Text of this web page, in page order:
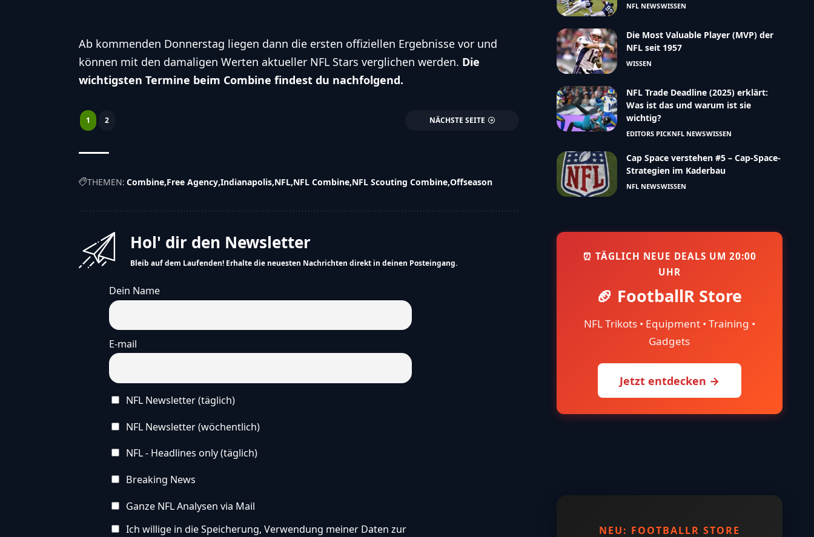
Ab kommenden Donnerstag liegen dann die ersten offiziellen Ergebnisse vor und
können mit den damaligen Werten aktueller NFL Stars verglichen werden. Die
wichtigsten Termine beim Combine findest du nachfolgend.
1 2 NÄCHSTE SEITE
THEMEN: Combine Free Agency Indianapolis NFL NFL Combine NFL Scouting Combine Offseason
Hol' dir den Newsletter
Bleib auf dem Laufenden! Erhalte die neuesten Nachrichten direkt in deinen Posteingang.
Dein Name
E-mail
NFL Newsletter (täglich)
NFL Newsletter (wöchentlich)
NFL - Headlines only (täglich)
Breaking News
Ganze NFL Analysen via Mail
Ich willige in die Speicherung, Verwendung meiner Daten zur
NFL NEWSWISSEN
Die Most Valuable Player (MVP) der
NFL seit 1957
WISSEN
NFL Trade Deadline (2025) erklärt:
Was ist das und warum ist sie
wichtig?
EDITORS PICKNFL NEWSWISSEN
Cap Space verstehen #5 – Cap-Space-
Strategien im Kaderbau
NFL NEWSWISSEN
⏰ TÄGLICH NEUE DEALS UM 20:00
UHR
🏈 FootballR Store
NFL Trikots • Equipment • Training •
Gadgets
Jetzt entdecken →
NEU: FOOTBALLR STORE